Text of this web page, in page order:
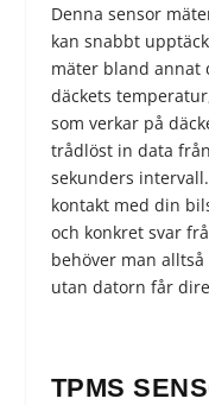
Denna sensor
kan snabbt
mäter bland annat
däckets
som verkar på
trådlöst in data
sekunders
kontakt med din
och konkret svar
behöver man
utan datorn får
TPMS